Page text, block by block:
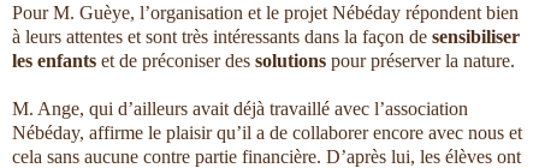
Pour M. Guèye, l’organisation et le projet Nébéday répondent bien
à leurs attentes et sont très intéressants dans la façon de sensibiliser
les enfants et de préconiser des solutions pour préserver la nature.
M. Ange, qui d’ailleurs avait déjà travaillé avec l’association
Nébéday, affirme le plaisir qu’il a de collaborer encore avec nous et
cela sans aucune contre partie financière. D’après lui, les élèves ont